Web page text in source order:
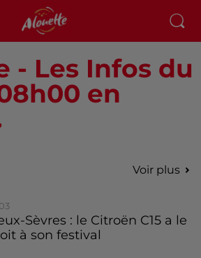
- Les Infos du
en
Voir plus
Sèvres : le Citroën C15 a le
à son festival